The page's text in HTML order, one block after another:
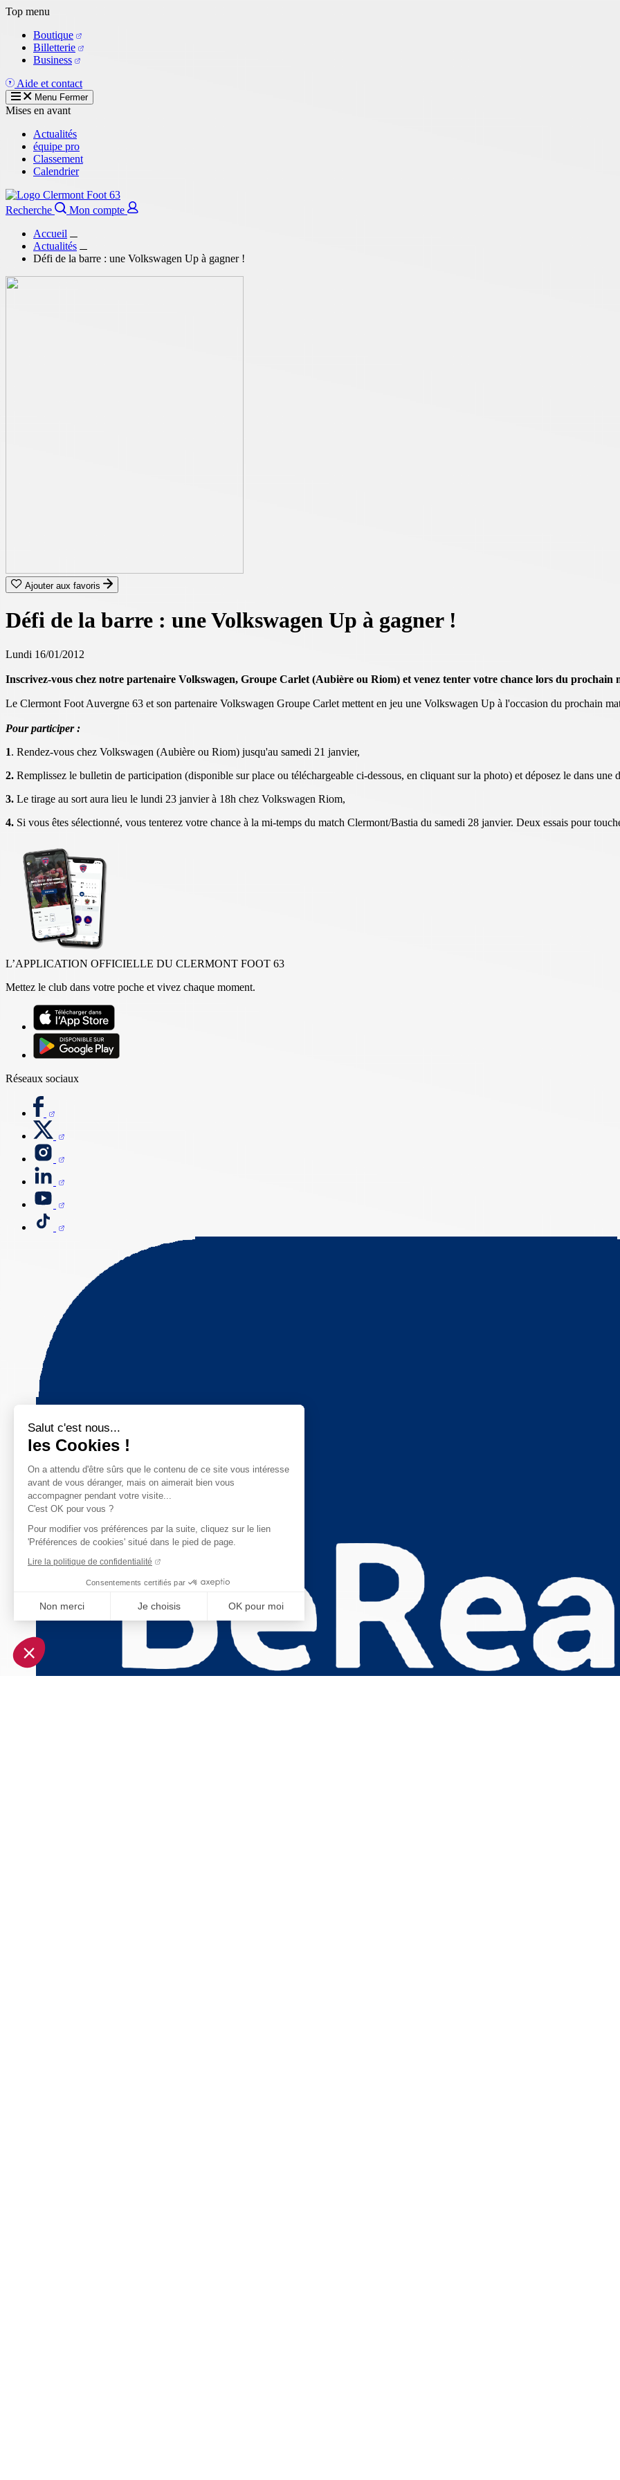
Salut c'est nous...
les Cookies !
On a attendu d'être sûrs que le contenu de ce site vous intéresse
avant de vous déranger, mais on aimerait bien vous
accompagner pendant votre visite...
C'est OK pour vous ?
Pour modifier vos préférences par la suite, cliquez sur le lien
'Préférences de cookies' situé dans le pied de page.
Lire la politique de confidentialité
Consentements certifiés par
Non merci Je choisis OK pour moi
Plateforme de Gestion du Consentement : Personnalisez vos Options
Notre plateforme vous permet d'adapter et de gérer vos paramètres de confidentialité, en garantissant la conformité avec
Aller
contenu
principal
Top menu
Boutique
Billetterie
Business
Aide et contact
Menu Fermer
Mises en avant
Actualités
équipe pro
Classement
Calendrier
Recherche
Mon compte
Accueil
Actualités
Défi de la barre : une Volkswagen Up à gagner !
Ajouter aux favoris
Défi de la barre : une Volkswagen Up à gagner !
Lundi 16/01/2012
Inscrivez-vous chez notre partenaire Volkswagen, Groupe Carlet (Aubière ou Riom) et venez tenter votre chance lors du prochain
Le Clermont Foot Auvergne 63 et son partenaire Volkswagen Groupe Carlet mettent en jeu une Volkswagen Up à l'occasion du prochain
Pour participer :
1. Rendez-vous chez Volkswagen (Aubière ou Riom) jusqu'au samedi 21 janvier,
2. Remplissez le bulletin de participation (disponible sur place ou téléchargeable ci-dessous, en cliquant sur la photo) et déposez le dans une
3. Le tirage au sort aura lieu le lundi 23 janvier à 18h chez Volkswagen Riom,
4. Si vous êtes sélectionné, vous tenterez votre chance à la mi-temps du match Clermont/Bastia du samedi 28 janvier. Deux essais pour
L’APPLICATION OFFICIELLE DU CLERMONT FOOT 63
Mettez le club dans votre poche et vivez chaque moment.
Réseaux sociaux